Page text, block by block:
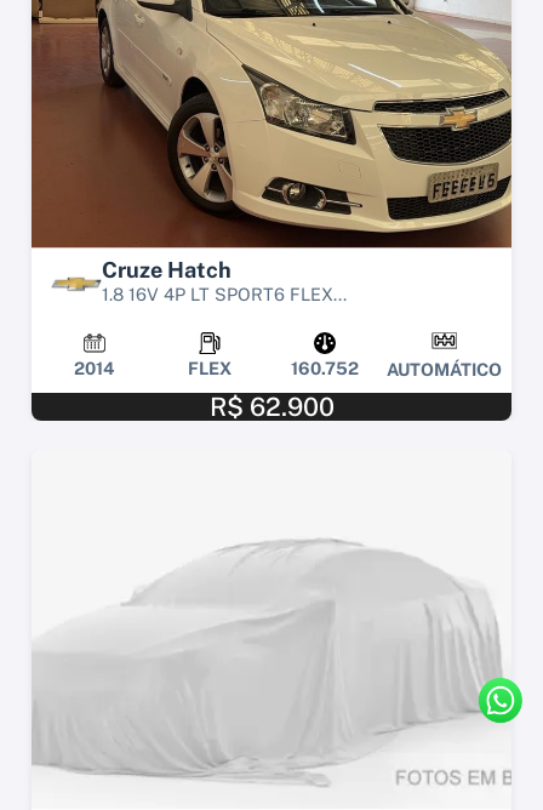
Cruze Hatch
1.8 16V 4P LT SPORT6 FLEX...
2014 FLEX 160.752 AUTOMÁTICO
R$ 62.900